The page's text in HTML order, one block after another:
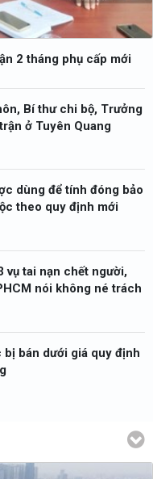
2 tháng phụ cấp mới
Bí thư chi bộ, Trưởng
ở Tuyên Quang
dùng để tính đóng bảo
theo quy định mới
vụ tai nạn chết người,
nói không né trách
bị bán dưới giá quy định